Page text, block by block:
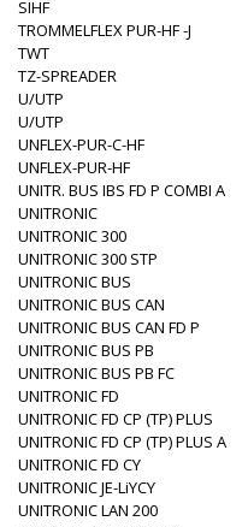
SIHF
TROMMELFLEX PUR-HF -J
TWT
TZ-SPREADER
U/UTP
U/UTP
UNFLEX-PUR-C-HF
UNFLEX-PUR-HF
UNITR. BUS IBS FD P COMBI A
UNITRONIC
UNITRONIC 300
UNITRONIC 300 STP
UNITRONIC BUS
UNITRONIC BUS CAN
UNITRONIC BUS CAN FD P
UNITRONIC BUS PB
UNITRONIC BUS PB FC
UNITRONIC FD
UNITRONIC FD CP (TP) PLUS
UNITRONIC FD CP (TP) PLUS A
UNITRONIC FD CY
UNITRONIC JE-LiYCY
UNITRONIC LAN 200